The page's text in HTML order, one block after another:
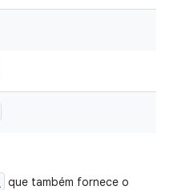
que também fornece o